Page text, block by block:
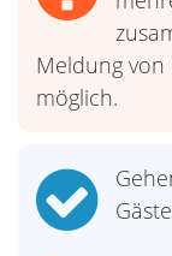
Meldung
möglich.